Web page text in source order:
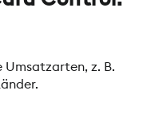
Umsatzarten, z. B.